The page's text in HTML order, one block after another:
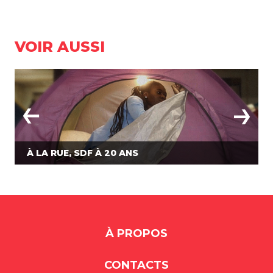
VOIR AUSSI
À LA RUE, SDF À 20 ANS
À PROPOS
CONTACTS